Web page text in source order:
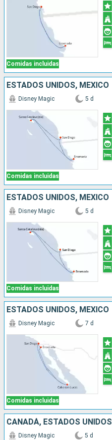
Comidas incluidas
ESTADOS UNIDOS, MÉXICO
Comidas incluidas
Disney Magic 5 d
ESTADOS UNIDOS, MÉXICO
Comidas incluidas
Disney Magic 5 d
ESTADOS UNIDOS, MÉXICO
Comidas incluidas
Disney Magic 7 d
CANADÁ, ESTADOS UNIDOS
Disney Magic 5 d